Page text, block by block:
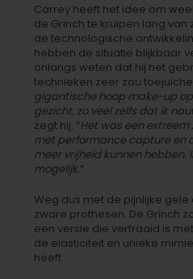
Carrey heeft het idee om
de Grinch te kruipen lang
de technologische
hebben de situatie blijkbaar
onlangs weten dat hij het
technieken zeer zou
gigantische hoop make-up
gezicht, zo veel zelfs dat ik
zegt hij. “Het was een
met performance capture en
meer vrijheid kunnen hebben.
mogelijk.”
Weg dus met de pijnlijke
zware prothesen. De Grinch
een versie die verfraaid is
de elasticiteit en unieke
heeft.